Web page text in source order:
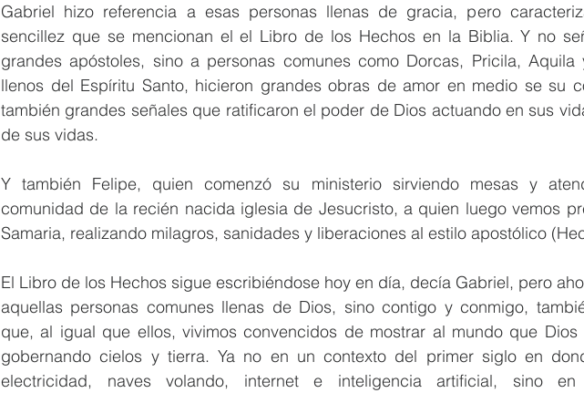
Gabriel hizo referencia a esas personas llenas de gracia, pero
sencillez que se mencionan el el Libro de los Hechos en la Biblia. Y no
grandes apóstoles, sino a personas comunes como Dorcas, Pricila, Aquila
llenos del Espíritu Santo, hicieron grandes obras de amor en medio se su
también grandes señales que ratificaron el poder de Dios actuando en sus
de sus vidas.
Y también Felipe, quien comenzó su ministerio sirviendo mesas y
comunidad de la recién nacida iglesia de Jesucristo, a quien luego vemos
Samaria, realizando milagros, sanidades y liberaciones al estilo apostólico
El Libro de los Hechos sigue escribiéndose hoy en día, decía Gabriel, pero
aquellas personas comunes llenas de Dios, sino contigo y conmigo,
que, al igual que ellos, vivimos convencidos de mostrar al mundo que
gobernando cielos y tierra. Ya no en un contexto del primer siglo en
electricidad, naves volando, internet e inteligencia artificial, sino